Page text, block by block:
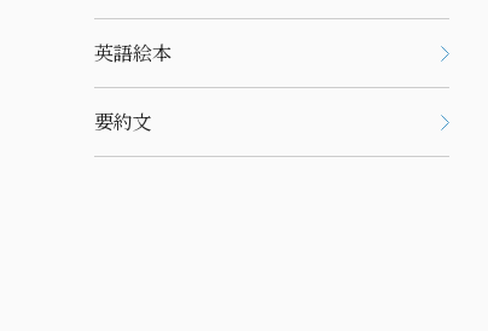
英語絵本
要約文